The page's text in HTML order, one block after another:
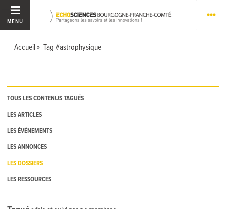
MENU
Accueil Tag #astrophysique
TOUS LES CONTENUS TAGUÉS
LES ARTICLES
LES ÉVÉNEMENTS
LES ANNONCES
LES DOSSIERS
LES RESSOURCES